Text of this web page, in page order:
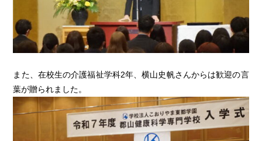
また、在校生の介護福祉学科2年、横山史帆さんからは歓迎の言
葉が贈られました。